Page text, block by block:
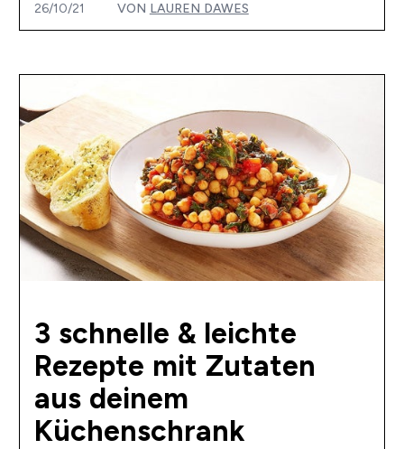
26/10/21 VON LAUREN DAWES
3 schnelle & leichte
Rezepte mit Zutaten
aus deinem
Küchenschrank